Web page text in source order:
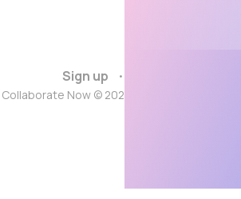
Sign up
Collaborate Now © 2025. Powered by Gridwork